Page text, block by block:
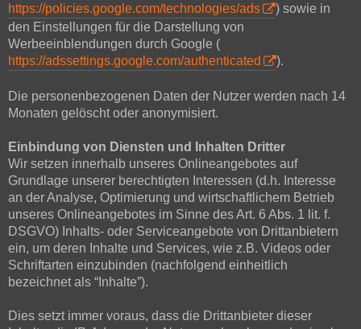
https://policies.google.com/technologies/ads
) sowie in
den Einstellungen für die Darstellung von
Werbeeinblendungen durch Google (
https://adssettings.google.com/authenticated
).
Die personenbezogenen Daten der Nutzer werden nach 14
Monaten gelöscht oder anonymisiert.
Einbindung von Diensten und Inhalten Dritter
Wir setzen innerhalb unseres Onlineangebotes auf
Grundlage unserer berechtigten Interessen (d.h. Interesse
an der Analyse, Optimierung und wirtschaftlichem Betrieb
unseres Onlineangebotes im Sinne des Art. 6 Abs. 1 lit. f.
DSGVO) Inhalts- oder Serviceangebote von Drittanbietern
ein, um deren Inhalte und Services, wie z.B. Videos oder
Schriftarten einzubinden (nachfolgend einheitlich
bezeichnet als “Inhalte”).
Dies setzt immer voraus, dass die Drittanbieter dieser